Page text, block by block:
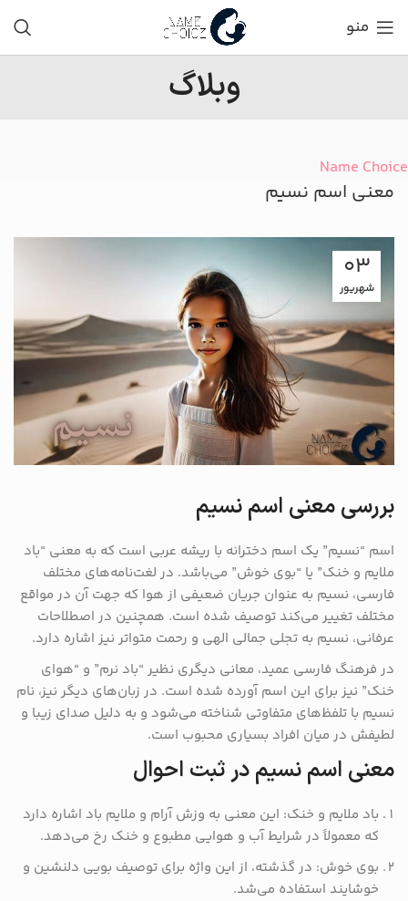
منو
وبلاگ
Name Choice
معنی اسم نسیم
03
شهریور
بررسی معنی اسم نسیم
اسم “نسیم” یک اسم دخترانه با ریشه عربی است که به معنی “باد
ملایم و خنک” یا “بوی خوش” می‌باشد. در لغت‌نامه‌های مختلف
فارسی، نسیم به عنوان جریان ضعیفی از هوا که جهت آن در مواقع
مختلف تغییر می‌کند توصیف شده است. همچنین در اصطلاحات
عرفانی، نسیم به تجلی جمالی الهی و رحمت متواتر نیز اشاره دارد.
در فرهنگ فارسی عمید، معانی دیگری نظیر “باد نرم” و “هوای
خنک” نیز برای این اسم آورده شده است. در زبان‌های دیگر نیز، نام
نسیم با تلفظ‌های متفاوتی شناخته می‌شود و به دلیل صدای زیبا و
لطیفش در میان افراد بسیاری محبوب است.
معنی اسم نسیم در ثبت احوال
باد ملایم و خنک: این معنی به وزش آرام و ملایم باد اشاره دارد
که معمولاً در شرایط آب و هوایی مطبوع و خنک رخ می‌دهد.
بوی خوش: در گذشته، از این واژه برای توصیف بویی دلنشین و
خوشایند استفاده می‌شد.